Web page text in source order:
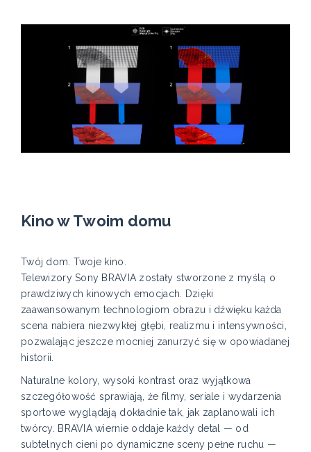
Kino w Twoim domu
Twój dom. Twoje kino.
Telewizory Sony BRAVIA zostały stworzone z myślą o
prawdziwych kinowych emocjach. Dzięki
zaawansowanym technologiom obrazu i dźwięku każda
scena nabiera niezwykłej głębi, realizmu i intensywności,
pozwalając jeszcze mocniej zanurzyć się w opowiadanej
historii.
Naturalne kolory, wysoki kontrast oraz wyjątkowa
szczegółowość sprawiają, że filmy, seriale i wydarzenia
sportowe wyglądają dokładnie tak, jak zaplanowali ich
twórcy. BRAVIA wiernie oddaje każdy detal — od
subtelnych cieni po dynamiczne sceny pełne ruchu —